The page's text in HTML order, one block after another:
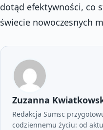
dotąd efektywności, co
świecie nowoczesnych
Zuzanna
Redakcja Sumsc
codziennemu życiu: od